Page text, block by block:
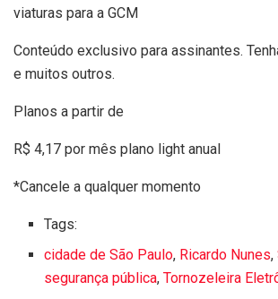
viaturas para a GCM
Conteúdo exclusivo para assinantes.
e muitos outros.
Planos a partir de
R$ 4,17 por mês plano light anual
*Cancele a qualquer momento
Tags:
cidade de São Paulo, Ricardo Nunes,
segurança pública,Tornozeleira